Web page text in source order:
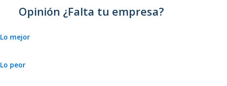
Opinión ¿Falta tu empresa?
Lo mejor
Lo peor